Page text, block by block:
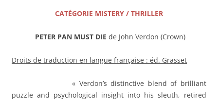
CATÉGORIE MISTERY / THRILLER
PETER PAN MUST DIE de John Verdon (Crown)
Droits de traduction en langue française : éd. Grasset
« Verdon’s distinctive blend of brilliant
puzzle and psychological insight into his sleuth, retired